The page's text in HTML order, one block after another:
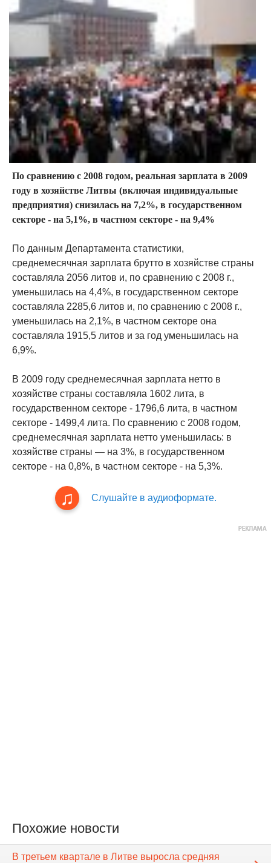
По сравнению с 2008 годом, реальная зарплата в 2009
году в хозяйстве Литвы (включая индивидуальные
предприятия) снизилась на 7,2%, в государственном
секторе - на 5,1%, в частном секторе - на 9,4%
По данным Департамента статистики,
среднемесячная зарплата брутто в хозяйстве страны
составляла 2056 литов и, по сравнению с 2008 г.,
уменьшилась на 4,4%, в государственном секторе
составляла 2285,6 литов и, по сравнению с 2008 г.,
уменьшилась на 2,1%, в частном секторе она
составляла 1915,5 литов и за год уменьшилась на
6,9%.
В 2009 году среднемесячная зарплата нетто в
хозяйстве страны составляла 1602 лита, в
государственном секторе - 1796,6 лита, в частном
секторе - 1499,4 лита. По сравнению с 2008 годом,
среднемесячная зарплата нетто уменьшилась: в
хозяйстве страны — на 3%, в государственном
секторе - на 0,8%, в частном секторе - на 5,3%.
Слушайте в аудиоформате.
Похожие новости
В третьем квартале в Литве выросла средняя